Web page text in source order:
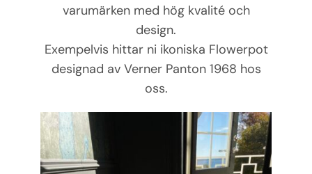
varumärken med hög kvalité och
design.
Exempelvis hittar ni ikoniska Flowerpot
designad av Verner Panton 1968 hos
oss.